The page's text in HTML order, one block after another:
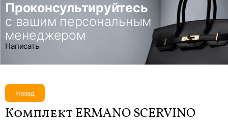
Проконсультируйтесь
с вашим персональным
менеджером
Написать
Назад
Комплект ERMANO SCERVINO